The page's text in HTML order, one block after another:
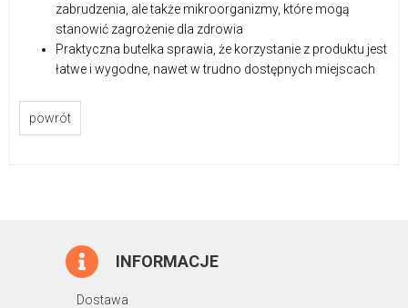
zabrudzenia, ale także mikroorganizmy, które mogą
stanowić zagrożenie dla zdrowia
Praktyczna butelka sprawia, że korzystanie z produktu jest
łatwe i wygodne, nawet w trudno dostępnych miejscach
powrót
INFORMACJE
Dostawa